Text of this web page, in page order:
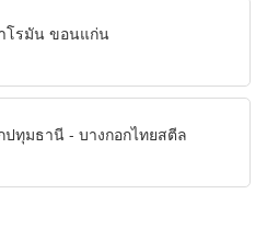
โรมัน ขอนแก่น
ปทุมธานี - บางกอกไทยสตีล